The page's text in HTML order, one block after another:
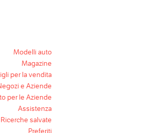
Modelli auto
Magazine
per la vendita
e Aziende
per le Aziende
Assistenza
Ricerche salvate
Preferiti